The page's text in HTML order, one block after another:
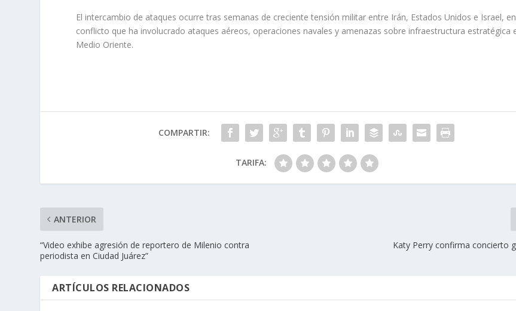
El intercambio de ataques ocurre tras semanas de creciente tensión militar entre Irán, Estados Unidos e Israel,
conflicto que ha involucrado ataques aéreos, operaciones navales y amenazas sobre infraestructura estratégica
Medio Oriente.
COMPARTIR:
TARIFA:
ANTERIOR
“Video exhibe agresión de reportero de Milenio contra
periodista en Ciudad Juárez”
Katy Perry confirma concierto
ARTÍCULOS RELACIONADOS